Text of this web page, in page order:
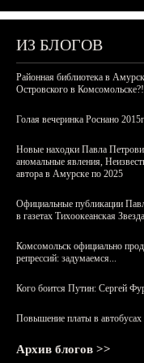
ИЗ БЛОГОВ
Районная библиотека в
Островского в Комсомольске?!
Голая вечеринка Роснано
Новые находки Павла
аномальные явления,
автора в Амурске по 2025
Официальные публикации
в газетах Тихоокеанская
Комсомольск официально
репрессий: задумаемся...
Кого боится Путин: Сергей
Повышение платы в автобусах
Архив блогов >>